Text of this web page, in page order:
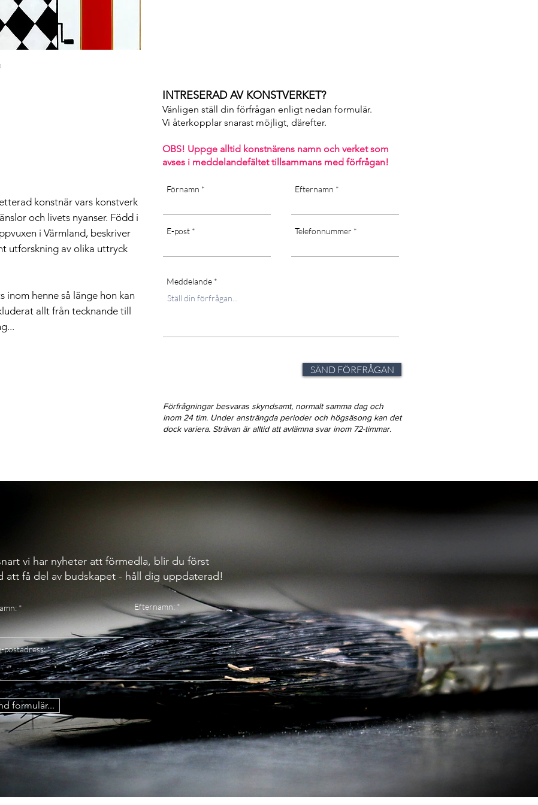
konstnär vars konstverk
och livets nyanser. Född i
i Värmland, beskriver
utforskning av olika uttryck
inom henne så länge hon kan
allt från tecknande till
INTRESERAD AV KONSTVERKET?
Vänligen ställ din förfrågan enligt nedan formulär.
Vi återkopplar snarast möjligt, därefter. ​
OBS! Uppge alltid konstnärens namn och verket som
avses i meddelandefältet tillsammans med förfrågan!
Förnamn
E-post
Efternamn
Telefonnummer
Meddelande
SÄND FÖRFRÅGAN
Förfrågningar besvaras skyndsamt, normalt samma dag och
inom 24 tim. Under ansträngda perioder och högsäsong kan det
dock variera. Strävan är alltid att avlämna svar inom 72-timmar.
vi har nyheter att förmedla, blir du först
att få del av budskapet - håll dig uppdaterad!
Efternamn:
postadress:
formulär...